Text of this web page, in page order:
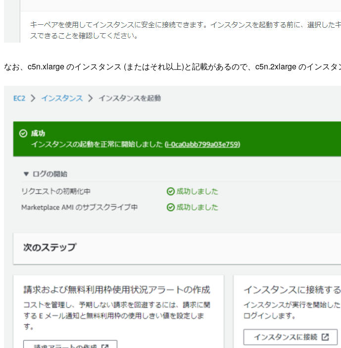
なお、c5n.xlarge のインスタンス (またはそれ以上)と記載があるので、c5n.2xlarge のインス